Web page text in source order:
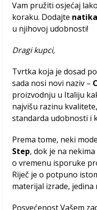
Vam pružiti osjećaj
koraku. Dodajte
u njihovoj udobnosti!
Dragi kupci,
Tvrtka koja je dosad
sada nosi novi naziv –
proizvodnju u Italiju
najvišu razinu
standarda udobnosti i
Prema tome, neki
Step, dok je na
o vremenu isporuke
Riječ je o potpuno
materijal izrade, jedina
Posvećenost Vašem